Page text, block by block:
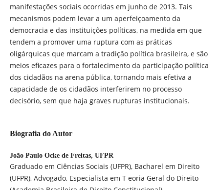
manifestações sociais ocorridas em junho de 2013. Tais
mecanismos podem levar a um aperfeiçoamento da
democracia e das instituições políticas, na medida em que
tendem a promover uma ruptura com as práticas
oligárquicas que marcam a tradição política brasileira, e são
meios eficazes para o fortalecimento da participação política
dos cidadãos na arena pública, tornando mais efetiva a
capacidade de os cidadãos interferirem no processo
decisório, sem que haja graves rupturas institucionais.
Biografia do Autor
João Paulo Ocke de Freitas, UFPR
Graduado em Ciências Sociais (UFPR), Bacharel em Direito
(UFPR), Advogado, Especialista em T eoria Geral do Direito